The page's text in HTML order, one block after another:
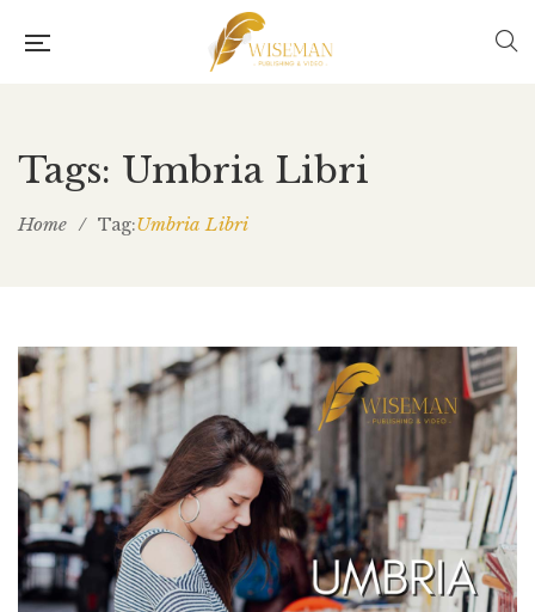
Tags: Umbria Libri
Home / Tag:Umbria Libri